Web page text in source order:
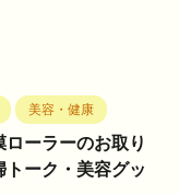
美容・健康
ローラーのお取り
ーク・美容グッ